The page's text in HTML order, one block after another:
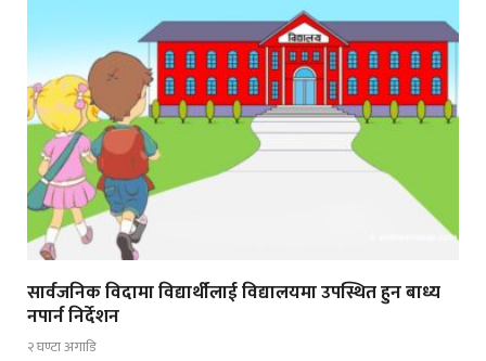
सार्वजनिक विदामा विद्यार्थीलाई विद्यालयमा उपस्थित हुन बाध्य
नपार्न निर्देशन
२ घण्टा अगाडि